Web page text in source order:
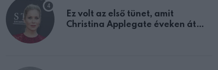
Ez volt az első tünet, amit
Christina Applegate éveken át